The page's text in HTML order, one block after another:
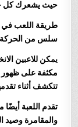
حيث يشعرك كل
سلس من الحركة
يمكن للاعبين
مكثفة على ظهور
تتكشف أثناء
تقدم اللعبة
والمقامرة وصيد